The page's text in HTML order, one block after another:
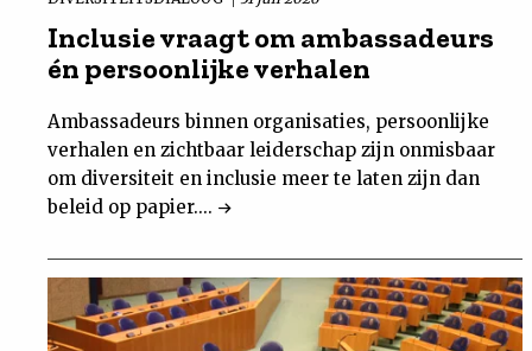
Inclusie vraagt om ambassadeurs
én persoonlijke verhalen
Ambassadeurs binnen organisaties, persoonlijke
verhalen en zichtbaar leiderschap zijn onmisbaar
om diversiteit en inclusie meer te laten zijn dan
beleid op papier....